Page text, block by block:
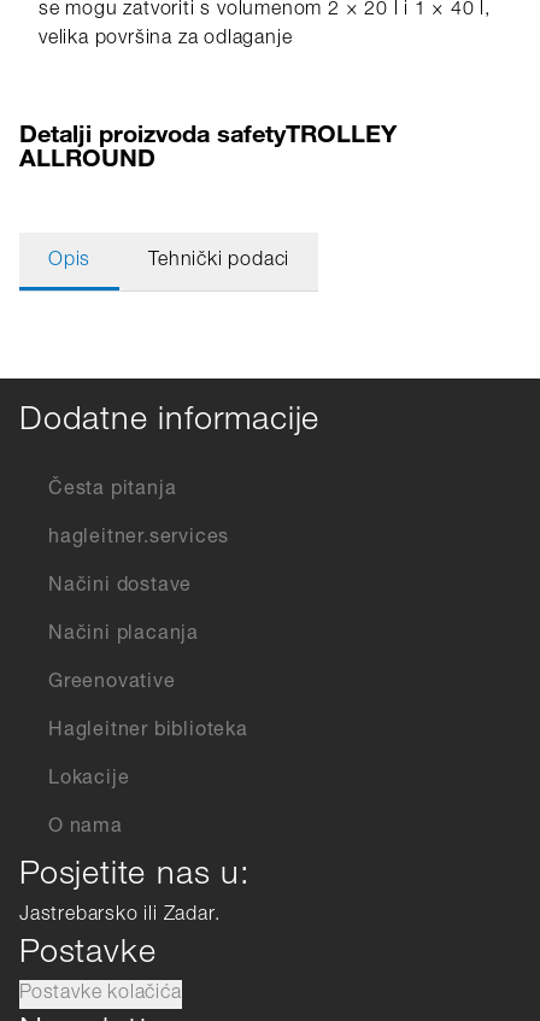
se mogu zatvoriti s volumenom 2 × 20 l i 1 × 40 l,
velika površina za odlaganje
Detalji proizvoda safetyTROLLEY
ALLROUND
Opis Tehnički podaci
Dodatne informacije
Česta pitanja
hagleitner.services
Načini dostave
Načini placanja
Greenovative
Hagleitner biblioteka
Lokacije
O nama
Posjetite nas u:
Jastrebarsko ili Zadar.
Postavke
Postavke kolačića